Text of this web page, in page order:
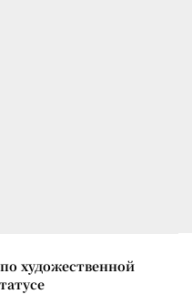
художественной